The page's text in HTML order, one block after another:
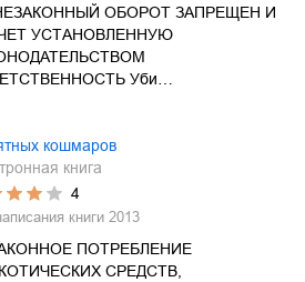
ОБОРОТ ЗАПРЕЩЕН И
УСТАНОВЛЕННУЮ
Уби…
кошмаров
книга
4
книги 2013
ПОТРЕБЛЕНИЕ
СРЕДСТВ,